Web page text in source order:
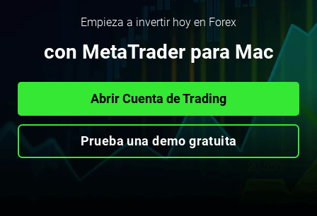
Empieza a invertir hoy en Forex
con MetaTrader para Mac
Abrir Cuenta de Trading
Prueba una demo gratuita